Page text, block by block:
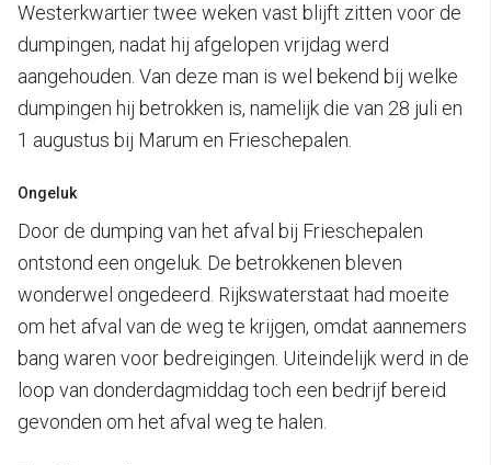
Westerkwartier twee weken vast blijft zitten voor de
dumpingen, nadat hij afgelopen vrijdag werd
aangehouden. Van deze man is wel bekend bij welke
dumpingen hij betrokken is, namelijk die van 28 juli en
1 augustus bij Marum en Frieschepalen.
Ongeluk
Door de dumping van het afval bij Frieschepalen
ontstond een ongeluk. De betrokkenen bleven
wonderwel ongedeerd. Rijkswaterstaat had moeite
om het afval van de weg te krijgen, omdat aannemers
bang waren voor bedreigingen. Uiteindelijk werd in de
loop van donderdagmiddag toch een bedrijf bereid
gevonden om het afval weg te halen.